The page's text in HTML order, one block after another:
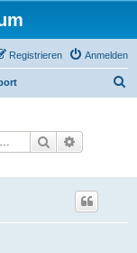
Anmelden
Registrieren
Suche